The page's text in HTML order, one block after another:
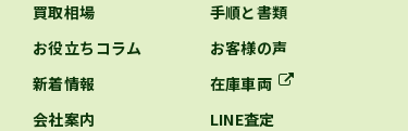
買取相場
手順と書類
お役立ちコラム
お客様の声
新着情報
在庫車両
会社案内
LINE査定